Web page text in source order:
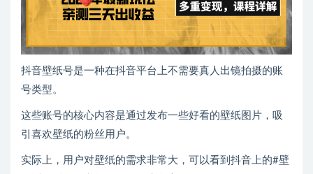
抖音壁纸号是一种在抖音平台上不需要真人出镜拍摄的账
号类型。
这些账号的核心内容是通过发布一些好看的壁纸图片，吸
引喜欢壁纸的粉丝用户。
实际上，用户对壁纸的需求非常大，可以看到抖音上的#壁